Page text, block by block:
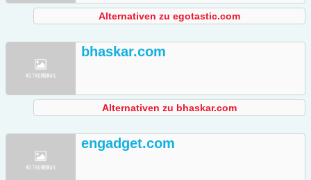
Alternativen zu egotastic.com
bhaskar.com
Alternativen zu bhaskar.com
engadget.com